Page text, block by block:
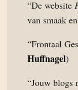
“De website
van smaak
“Frontaal
Huffnagel)
“Jouw blogs